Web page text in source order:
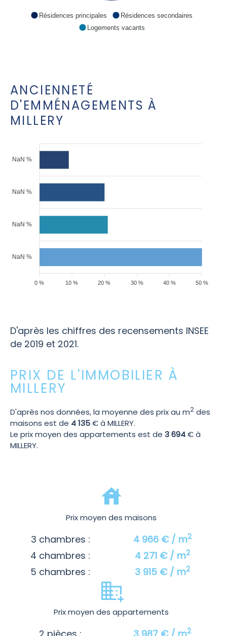
Résidences principales
Résidences secondaires
Logements vacants
ANCIENNETÉ
D'EMMÉNAGEMENTS À
MILLERY
NaN %
NaN %
NaN %
NaN %
50 %
40 %
30 %
20 %
10 %
0 %
D'après les chiffres des recensements INSEE
de 2019 et 2021.
PRIX DE L'IMMOBILIER À
MILLERY
D'après nos données, la moyenne des prix au m2 des
maisons est de 4 135€ à MILLERY.
Le prix moyen des appartements est de 3 694€ à
MILLERY.
Prix moyen des maisons
3 chambres : 4 966 € / m2
4 chambres : 4 271 € / m2
5 chambres : 3 915 € / m2
Prix moyen des appartements
2